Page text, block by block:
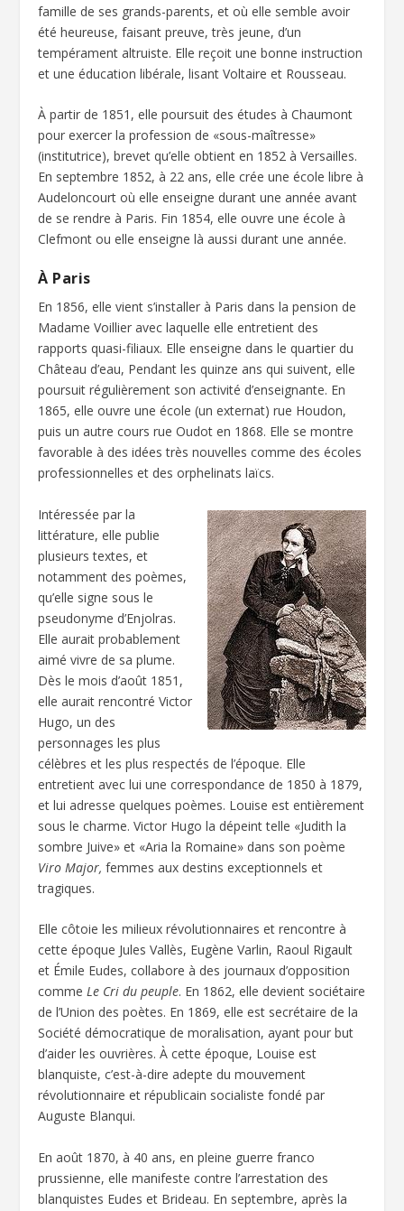
famille de ses grands-parents, et où elle semble avoir
été heureuse, faisant preuve, très jeune, d’un
tempérament altruiste. Elle reçoit une bonne instruction
et une éducation libérale, lisant Voltaire et Rousseau.
À partir de 1851, elle poursuit des études à Chaumont
pour exercer la profession de «sous-maîtresse»
(institutrice), brevet qu’elle obtient en 1852 à Versailles.
En septembre 1852, à 22 ans, elle crée une école libre à
Audeloncourt où elle enseigne durant une année avant
de se rendre à Paris. Fin 1854, elle ouvre une école à
Clefmont ou elle enseigne là aussi durant une année.
À Paris
En 1856, elle vient s’installer à Paris dans la pension de
Madame Voillier avec laquelle elle entretient des
rapports quasi-filiaux. Elle enseigne dans le quartier du
Château d’eau, Pendant les quinze ans qui suivent, elle
poursuit régulièrement son activité d’enseignante. En
1865, elle ouvre une école (un externat) rue Houdon,
puis un autre cours rue Oudot en 1868. Elle se montre
favorable à des idées très nouvelles comme des écoles
professionnelles et des orphelinats laïcs.
Intéressée par la
littérature, elle publie
plusieurs textes, et
notamment des poèmes,
qu’elle signe sous le
pseudonyme d’Enjolras.
Elle aurait probablement
aimé vivre de sa plume.
Dès le mois d’août 1851,
elle aurait rencontré Victor
Hugo, un des
personnages les plus
célèbres et les plus respectés de l’époque. Elle
entretient avec lui une correspondance de 1850 à 1879,
et lui adresse quelques poèmes. Louise est entièrement
sous le charme. Victor Hugo la dépeint telle «Judith la
sombre Juive» et «Aria la Romaine» dans son poème
Viro Major, femmes aux destins exceptionnels et
tragiques.
Elle côtoie les milieux révolutionnaires et rencontre à
cette époque Jules Vallès, Eugène Varlin, Raoul Rigault
et Émile Eudes, collabore à des journaux d’opposition
commeLe Cri du peuple. En 1862, elle devient sociétaire
de l’Union des poètes. En 1869, elle est secrétaire de la
Société démocratique de moralisation, ayant pour but
d’aider les ouvrières. À cette époque, Louise est
blanquiste, c’est-à-dire adepte du mouvement
révolutionnaire et républicain socialiste fondé par
Auguste Blanqui.
En août 1870, à 40 ans, en pleine guerre franco
prussienne, elle manifeste contre l’arrestation des
blanquistes Eudes et Brideau. En septembre, après la